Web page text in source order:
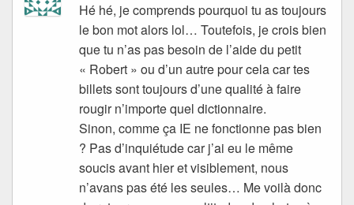
Hé hé, je comprends pourquoi tu as toujours
le bon mot alors lol… Toutefois, je crois bien
que tu n’as pas besoin de l’aide du petit
« Robert » ou d’un autre pour cela car tes
billets sont toujours d’une qualité à faire
rougir n’importe quel dictionnaire.
Sinon, comme ça IE ne fonctionne pas bien
? Pas d’inquiétude car j’ai eu le même
soucis avant hier et visiblement, nous
n’avans pas été les seules… Me voilà donc